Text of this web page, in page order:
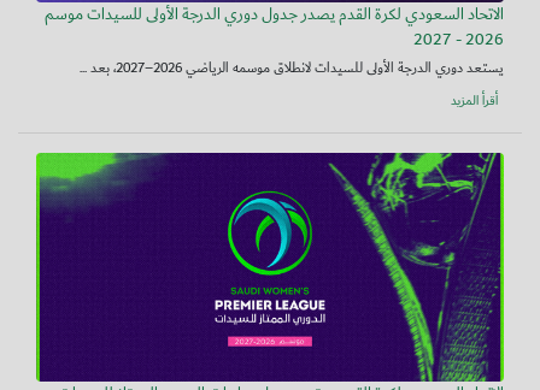
الاتحاد السعودي لكرة القدم يصدر جدول دوري الدرجة الأولى للسيدات موسم
2026 - 2027
يستعد دوري الدرجة الأولى للسيدات لانطلاق موسمه الرياضي 2026–2027، بعد ...
أقرأ المزيد